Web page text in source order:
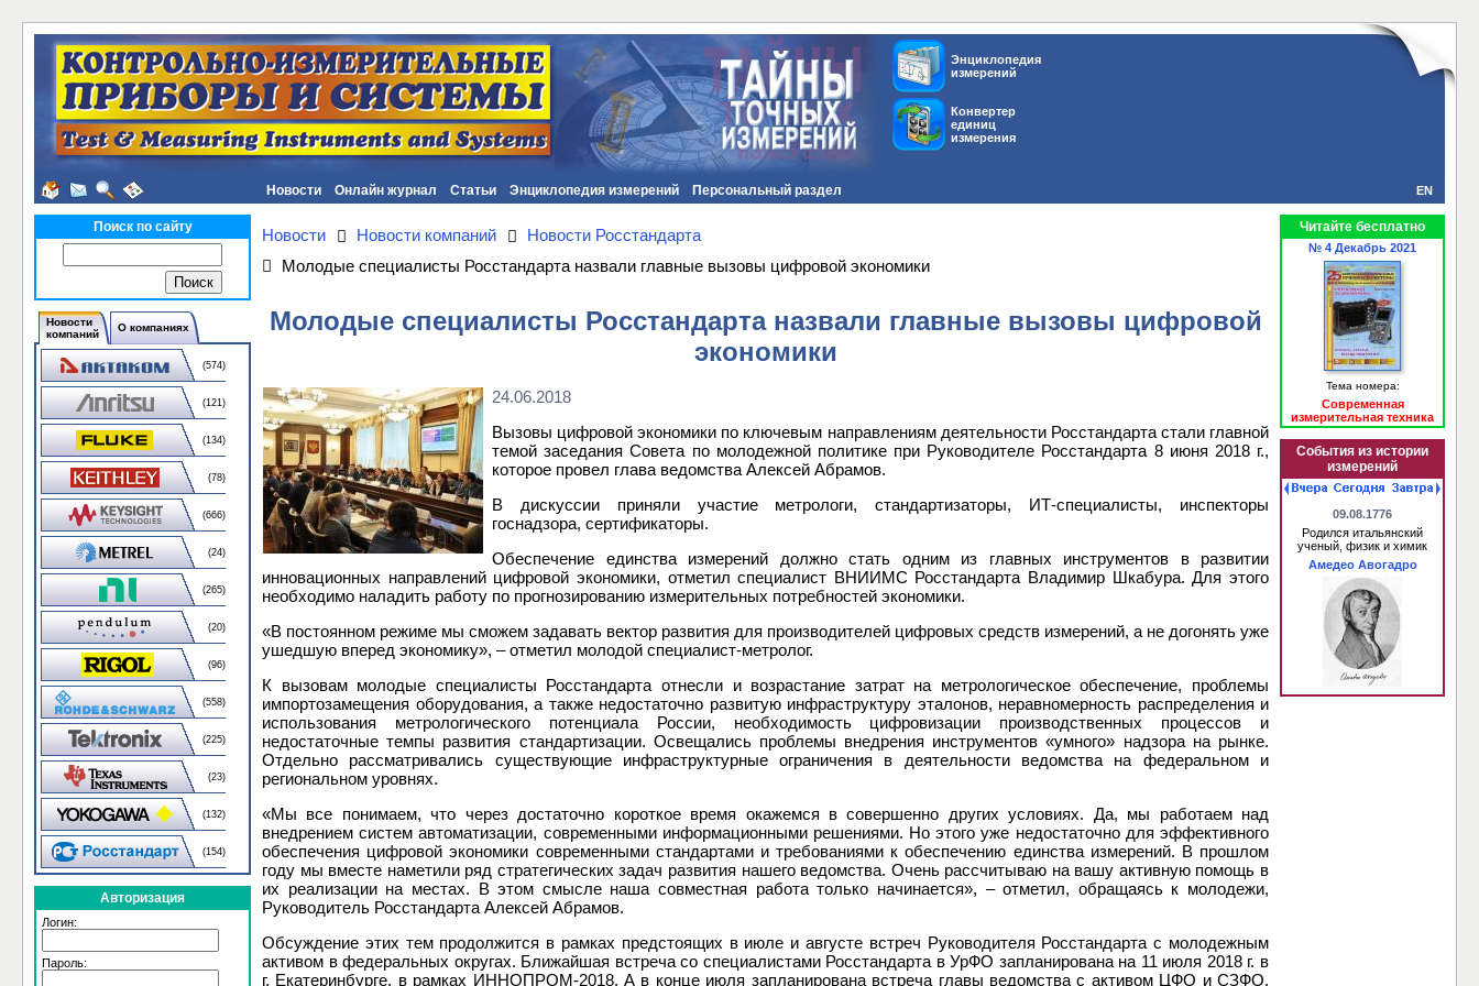
Энциклопедия
измерений
Конвертер
единиц
измерения
Новости Онлайн журнал Статьи Энциклопедия измерений Персональный раздел EN
Поиск по сайту
Новости
компаний
О компаниях
(574)
(121)
(134)
(78)
(666)
(24)
(265)
(20)
(96)
(558)
(225)
(23)
(132)
(154)
Авторизация
Логин:
Пароль:
Новости Новости компаний
Новости Росстандарта
Молодые специалисты Росстандарта назвали главные вызовы цифровой экономики
Молодые специалисты Росстандарта назвали главные вызовы цифровой
экономики
24.06.2018
Вызовы цифровой экономики по ключевым направлениям деятельности Росстандарта стали главной
темой заседания Совета по молодежной политике при Руководителе Росстандарта 8 июня 2018 г.,
которое провел глава ведомства Алексей Абрамов.
В дискуссии приняли участие метрологи, стандартизаторы, ИТ-специалисты, инспекторы
госнадзора, сертификаторы.
Обеспечение единства измерений должно стать одним из главных инструментов в развитии
инновационных направлений цифровой экономики, отметил специалист ВНИИМС Росстандарта Владимир Шкабура. Для этого
необходимо наладить работу по прогнозированию измерительных потребностей экономики.
«В постоянном режиме мы сможем задавать вектор развития для производителей цифровых средств измерений, а не догонять уже
ушедшую вперед экономику», – отметил молодой специалист-метролог.
К вызовам молодые специалисты Росстандарта отнесли и возрастание затрат на метрологическое обеспечение, проблемы
импортозамещения оборудования, а также недостаточно развитую инфраструктуру эталонов, неравномерность распределения и
использования метрологического потенциала России, необходимость цифровизации производственных процессов и
недостаточные темпы развития стандартизации. Освещались проблемы внедрения инструментов «умного» надзора на рынке.
Отдельно рассматривались существующие инфраструктурные ограничения в деятельности ведомства на федеральном и
региональном уровнях.
«Мы все понимаем, что через достаточно короткое время окажемся в совершенно других условиях. Да, мы работаем над
внедрением систем автоматизации, современными информационными решениями. Но этого уже недостаточно для эффективного
обеспечения цифровой экономики современными стандартами и требованиями к обеспечению единства измерений. В прошлом
году мы вместе наметили ряд стратегических задач развития нашего ведомства. Очень рассчитываю на вашу активную помощь в
их реализации на местах. В этом смысле наша совместная работа только начинается», – отметил, обращаясь к молодежи,
Руководитель Росстандарта Алексей Абрамов.
Обсуждение этих тем продолжится в рамках предстоящих в июле и августе встреч Руководителя Росстандарта с молодежным
активом в федеральных округах. Ближайшая встреча со специалистами Росстандарта в УрФО запланирована на 11 июля 2018 г. в
г. Екатеринбурге, в рамках ИННОПРОМ-2018. А в конце июля запланирована встреча главы ведомства с активом ЦФО и СЗФО.
Читайте бесплатно
№ 4 Декабрь 2021
Тема номера:
Современная
измерительная техника
События из истории
измерений
09.08.1776
Родился итальянский
ученый, физик и химик
Амедео Авогадро